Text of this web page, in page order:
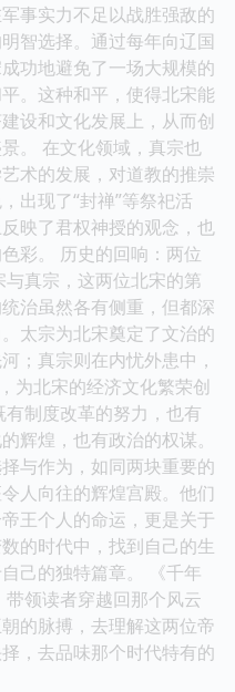
事实力不足以战胜强敌的
智选择。通过每年向辽国
功地避免了一场大规模的
。这种和平，使得北宋能
设和文化发展上，从而创
。 在文化领域，真宗也
术的发展，对道教的推崇
出现了“封禅”等祭祀活
映了君权神授的观念，也
彩。 历史的回响：两位
真宗，这两位北宋的第
治虽然各有侧重，但都深
太宗为北宋奠定了文治的
；真宗则在内忧外患中，
为北宋的经济文化繁荣创
制度改革的努力，也有
辉煌，也有政治的权谋。
与作为，如同两块重要的
人向往的辉煌宫殿。他们
王个人的命运，更是关于
的时代中，找到自己的生
己的独特篇章。 《千年
带领读者穿越回那个风云
的脉搏，去理解这两位帝
，去品味那个时代特有的